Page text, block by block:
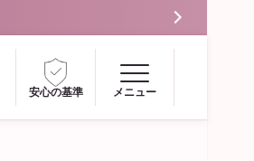
安心の基準 メニュー